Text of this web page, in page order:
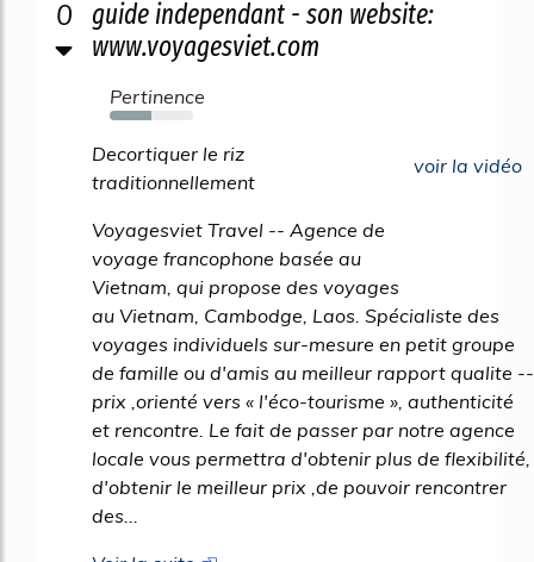
0
guide independant - son website:
www.voyagesviet.com
Pertinence
50%
voir la vidéo
Decortiquer le riz
traditionnellement
Voyagesviet Travel -- Agence de
voyage francophone basée au
Vietnam, qui propose des voyages
au Vietnam, Cambodge, Laos. Spécialiste des
voyages individuels sur-mesure en petit groupe
de famille ou d'amis au meilleur rapport qualite --
prix ,orienté vers « l'éco-tourisme », authenticité
et rencontre. Le fait de passer par notre agence
locale vous permettra d'obtenir plus de flexibilité,
d'obtenir le meilleur prix ,de pouvoir rencontrer
des...